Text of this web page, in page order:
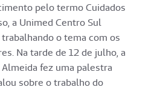
pelo termo Cuidados
a Unimed Centro Sul
o tema com os
Na tarde de 12 de julho, a
fez uma palestra
sobre o trabalho do